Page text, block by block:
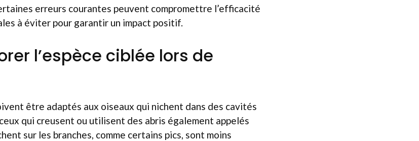
erreurs courantes peuvent compromettre l’efficacité
à éviter pour garantir un impact positif.
l’espèce ciblée lors de
être adaptés aux oiseaux qui nichent dans des cavités
qui creusent ou utilisent des abris également appelés
sur les branches, comme certains pics, sont moins